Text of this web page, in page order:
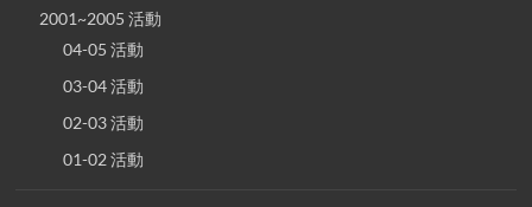
2001~2005 活動
04-05 活動
03-04 活動
02-03 活動
01-02 活動